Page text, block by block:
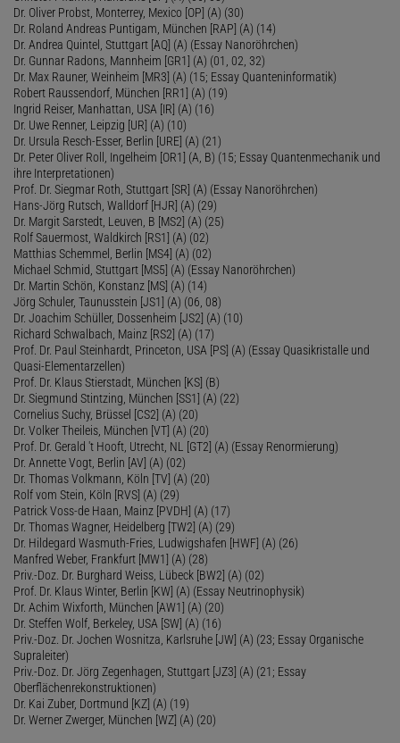
Dr. Oliver Probst, Monterrey, Mexico [OP] (A) (30)
Dr. Roland Andreas Puntigam, München [RAP] (A) (14)
Dr. Andrea Quintel, Stuttgart [AQ] (A) (Essay Nanoröhrchen)
Dr. Gunnar Radons, Mannheim [GR1] (A) (01, 02, 32)
Dr. Max Rauner, Weinheim [MR3] (A) (15; Essay Quanteninformatik)
Robert Raussendorf, München [RR1] (A) (19)
Ingrid Reiser, Manhattan, USA [IR] (A) (16)
Dr. Uwe Renner, Leipzig [UR] (A) (10)
Dr. Ursula Resch-Esser, Berlin [URE] (A) (21)
Dr. Peter Oliver Roll, Ingelheim [OR1] (A, B) (15; Essay Quantenmechanik und
ihre Interpretationen)
Prof. Dr. Siegmar Roth, Stuttgart [SR] (A) (Essay Nanoröhrchen)
Hans-Jörg Rutsch, Walldorf [HJR] (A) (29)
Dr. Margit Sarstedt, Leuven, B [MS2] (A) (25)
Rolf Sauermost, Waldkirch [RS1] (A) (02)
Matthias Schemmel, Berlin [MS4] (A) (02)
Michael Schmid, Stuttgart [MS5] (A) (Essay Nanoröhrchen)
Dr. Martin Schön, Konstanz [MS] (A) (14)
Jörg Schuler, Taunusstein [JS1] (A) (06, 08)
Dr. Joachim Schüller, Dossenheim [JS2] (A) (10)
Richard Schwalbach, Mainz [RS2] (A) (17)
Prof. Dr. Paul Steinhardt, Princeton, USA [PS] (A) (Essay Quasikristalle und
Quasi-Elementarzellen)
Prof. Dr. Klaus Stierstadt, München [KS] (B)
Dr. Siegmund Stintzing, München [SS1] (A) (22)
Cornelius Suchy, Brüssel [CS2] (A) (20)
Dr. Volker Theileis, München [VT] (A) (20)
Prof. Dr. Gerald 't Hooft, Utrecht, NL [GT2] (A) (Essay Renormierung)
Dr. Annette Vogt, Berlin [AV] (A) (02)
Dr. Thomas Volkmann, Köln [TV] (A) (20)
Rolf vom Stein, Köln [RVS] (A) (29)
Patrick Voss-de Haan, Mainz [PVDH] (A) (17)
Dr. Thomas Wagner, Heidelberg [TW2] (A) (29)
Dr. Hildegard Wasmuth-Fries, Ludwigshafen [HWF] (A) (26)
Manfred Weber, Frankfurt [MW1] (A) (28)
Priv.-Doz. Dr. Burghard Weiss, Lübeck [BW2] (A) (02)
Prof. Dr. Klaus Winter, Berlin [KW] (A) (Essay Neutrinophysik)
Dr. Achim Wixforth, München [AW1] (A) (20)
Dr. Steffen Wolf, Berkeley, USA [SW] (A) (16)
Priv.-Doz. Dr. Jochen Wosnitza, Karlsruhe [JW] (A) (23; Essay Organische
Supraleiter)
Priv.-Doz. Dr. Jörg Zegenhagen, Stuttgart [JZ3] (A) (21; Essay
Oberflächenrekonstruktionen)
Dr. Kai Zuber, Dortmund [KZ] (A) (19)
Dr. Werner Zwerger, München [WZ] (A) (20)